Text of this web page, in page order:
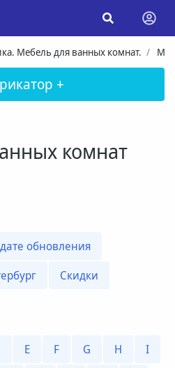
Мебель для ванных комнат.
+
комнат
обновления
Скидки
E F G H
I